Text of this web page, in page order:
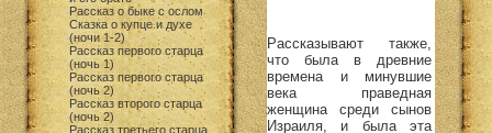
Рассказ о быке с ослом
Сказка о купце и духе
(ночи 1-2)
Рассказ первого старца
(ночь 1)
Рассказ первого старца
(ночь 2)
Рассказ второго старца
(ночь 2)
Рассказ третьего старца
Рассказывают также,
что была в древние
времена и минувшие
века праведная
женщина среди сынов
Израиля, и была эта